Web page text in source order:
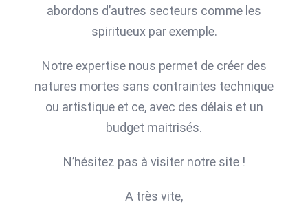
abordons d’autres secteurs comme les
spiritueux par exemple.
Notre expertise nous permet de créer des
natures mortes sans contraintes technique
ou artistique et ce, avec des délais et un
budget maitrisés.
N’hésitez pas à visiter notre site !
A très vite,